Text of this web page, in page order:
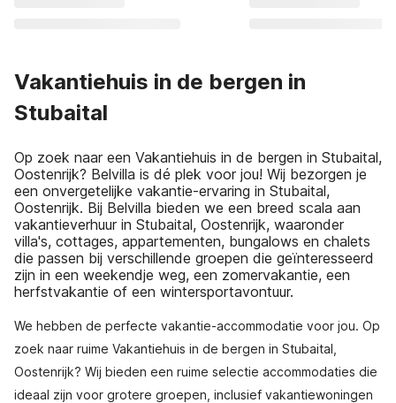
Vakantiehuis in de bergen in
Stubaital
Op zoek naar een Vakantiehuis in de bergen in Stubaital,
Oostenrijk? Belvilla is dé plek voor jou! Wij bezorgen je
een onvergetelijke vakantie-ervaring in Stubaital,
Oostenrijk. Bij Belvilla bieden we een breed scala aan
vakantieverhuur in Stubaital, Oostenrijk, waaronder
villa's, cottages, appartementen, bungalows en chalets
die passen bij verschillende groepen die geïnteresseerd
zijn in een weekendje weg, een zomervakantie, een
herfstvakantie of een wintersportavontuur.
We hebben de perfecte vakantie-accommodatie voor jou. Op
zoek naar ruime Vakantiehuis in de bergen in Stubaital,
Oostenrijk? Wij bieden een ruime selectie accommodaties die
ideaal zijn voor grotere groepen, inclusief vakantiewoningen